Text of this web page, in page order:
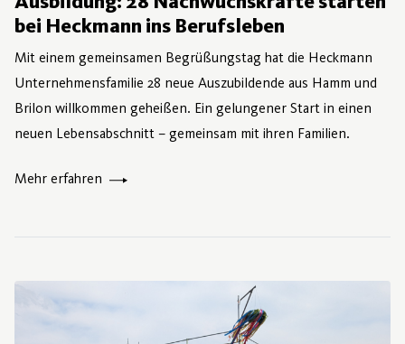
bei Heckmann ins Berufsleben
Mit einem gemeinsamen Begrüßungstag hat die Heckmann
Unternehmensfamilie 28 neue Auszubildende aus Hamm und
Brilon willkommen geheißen. Ein gelungener Start in einen
neuen Lebensabschnitt – gemeinsam mit ihren Familien.
Mehr erfahren